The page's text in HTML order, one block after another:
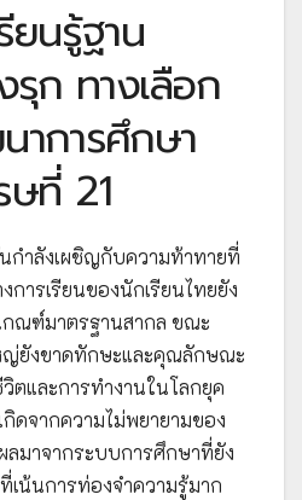
ยนรู้ฐาน
รุก ทางเลือก
าการศึกษา
ที่ 21
กำลังเผชิญกับความท้าทายที่
ารเรียนของนักเรียนไทยยัง
กณฑ์มาตรฐานสากล ขณะ
ญ่ยังขาดทักษะและคุณลักษณะ
ตและการทำงานในโลกยุค
ดจากความไม่พยายามของ
ลมาจากระบบการศึกษาที่ยัง
น้นการท่องจำความรู้มาก